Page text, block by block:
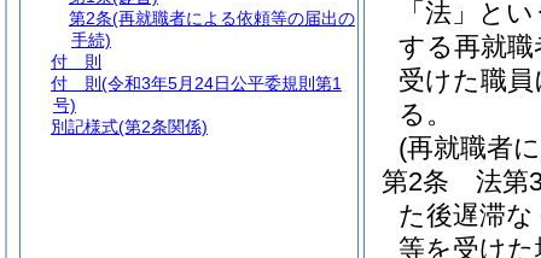
「法」と
する再就
受けた職
る。
(再就職者
第2条
法第
た後遅滞
等を受け
第2条(再就職者による依頼等の届出の
手続)
付 則
付 則 (令和3年5月24日公平委規則第1
号)
別記様式(第2条関係)